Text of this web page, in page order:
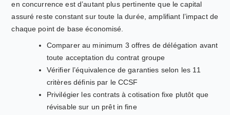
en concurrence est d’autant plus pertinente que le capital
assuré reste constant sur toute la durée, amplifiant l’impact de
chaque point de base économisé.
Comparer au minimum 3 offres de délégation avant
toute acceptation du contrat groupe
Vérifier l’équivalence de garanties selon les 11
critères définis par le CCSF
Privilégier les contrats à cotisation fixe plutôt que
révisable sur un prêt in fine